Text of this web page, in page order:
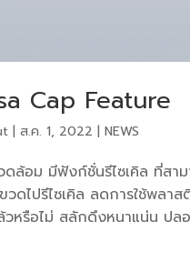
Cap Feature
|ส.ค. 1, 2022 |NEWS
ดล้อม มีฟังก์ชั่นรีไซเคิล ที่สา
วดไปรีไซเคิล ลดการใช้พลา
วหรือไม่ สลักดึงหนาแน่น ปล